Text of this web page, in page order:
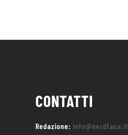
CONTATTI
Redazione: info@nerdface.it